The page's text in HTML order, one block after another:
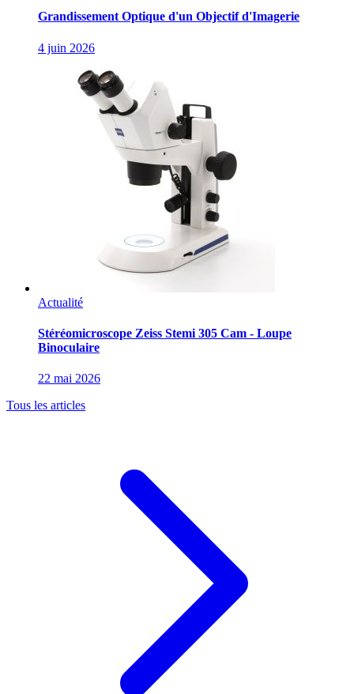
Grandissement Optique d'un Objectif d'Imagerie
4 juin 2026
Actualité
Stéréomicroscope Zeiss Stemi 305 Cam - Loupe
Binoculaire
22 mai 2026
Tous les articles